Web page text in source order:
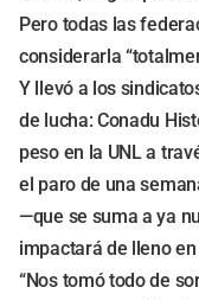
Pero todas las
considerarla
Y llevó a los
de lucha: Conadu
peso en la UNL a
el paro de una
—que se suma a ya
impactará de lleno
“Nos tomó todo de